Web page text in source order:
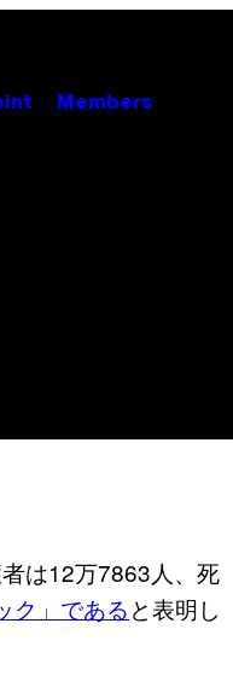
Members
は12万7863人、死
ク」であると表明し